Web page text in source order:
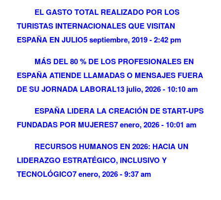
EL GASTO TOTAL REALIZADO POR LOS
TURISTAS INTERNACIONALES QUE VISITAN
ESPAÑA EN JULIO5 septiembre, 2019 - 2:42 pm
MÁS DEL 80 % DE LOS PROFESIONALES EN
ESPAÑA ATIENDE LLAMADAS O MENSAJES FUERA
DE SU JORNADA LABORAL13 julio, 2026 - 10:10 am
ESPAÑA LIDERA LA CREACIÓN DE START-UPS
FUNDADAS POR MUJERES7 enero, 2026 - 10:01 am
RECURSOS HUMANOS EN 2026: HACIA UN
LIDERAZGO ESTRATÉGICO, INCLUSIVO Y
TECNOLÓGICO7 enero, 2026 - 9:37 am